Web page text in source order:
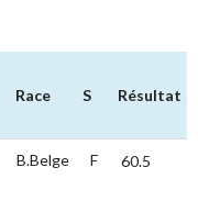
Race S Résultat
Race S
B.Belge F 60.5